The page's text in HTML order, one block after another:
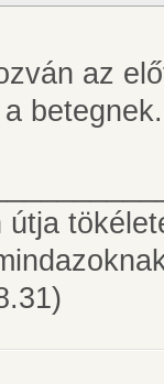
az
betegnek.
útja